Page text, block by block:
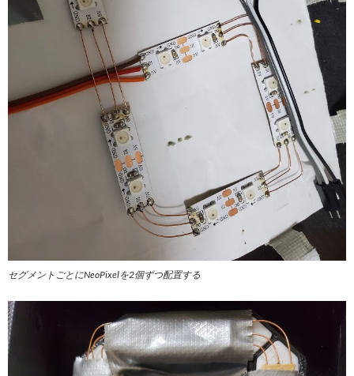
セグメントごとにNeoPixelを2個ずつ配置する